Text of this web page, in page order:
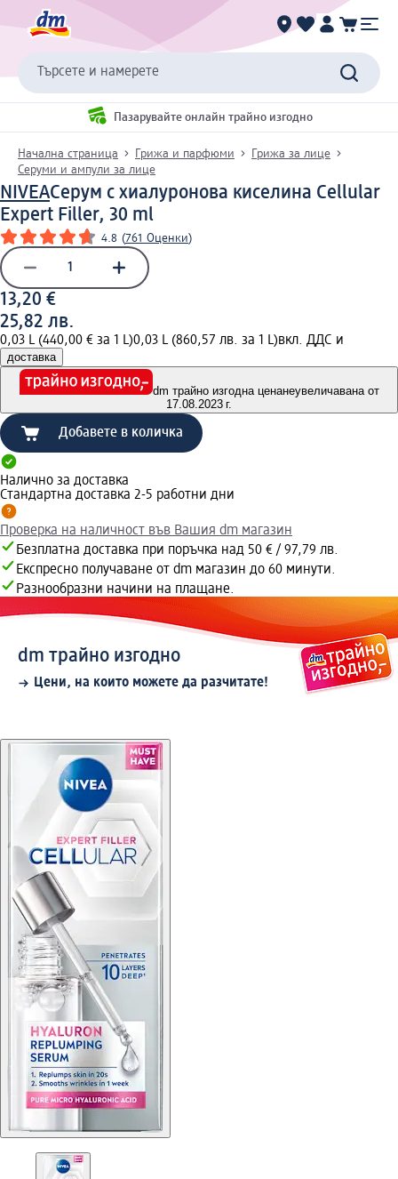
Търсете и намерете
Пазарувайте онлайн трайно изгодно
Начална страница Грижа и парфюми
Грижа за лице
Серуми и ампули за лице
NIVEAСерум с хиалуронова киселина Cellular
Expert Filler, 30 ml
4.8 (761 Оценки)
13,20 €
25,82 лв.
0,03 L (440,00 € за 1 L)0,03 L (860,57 лв. за 1 L)вкл. ДДС и
доставка
dm трайно изгодна ценанеувеличавана от
17.08.2023 г.
Добавете в количка
Налично за доставка
Стандартна доставка 2-5 работни дни
Проверка на наличност във Вашия dm магазин
Безплатна доставка при поръчка над 50 € / 97,79 лв.
Експресно получаване от dm магазин до 60 минути.
Разнообразни начини на плащане.
dm трайно изгодно
Цени, на които можете да разчитате!